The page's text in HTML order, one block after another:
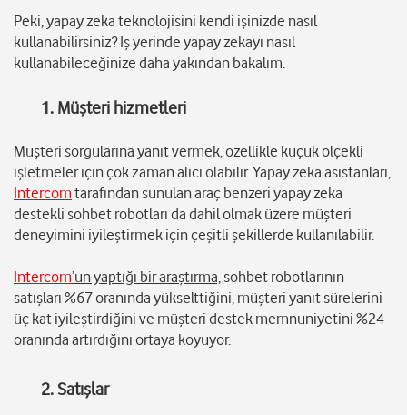
Peki, yapay zeka teknolojisini kendi işinizde nasıl
kullanabilirsiniz? İş yerinde yapay zekayı nasıl
kullanabileceğinize daha yakından bakalım.
1. Müşteri hizmetleri
Müşteri sorgularına yanıt vermek, özellikle küçük ölçekli
işletmeler için çok zaman alıcı olabilir. Yapay zeka asistanları,
Intercom tarafından sunulan araç benzeri yapay zeka
destekli sohbet robotları da dahil olmak üzere müşteri
deneyimini iyileştirmek için çeşitli şekillerde kullanılabilir.
Intercom’un yaptığı bir araştırma, sohbet robotlarının
satışları %67 oranında yükselttiğini, müşteri yanıt sürelerini
üç kat iyileştirdiğini ve müşteri destek memnuniyetini %24
oranında artırdığını ortaya koyuyor.
2. Satışlar